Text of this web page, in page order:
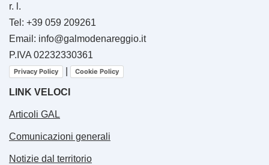
r. l.
Tel: +39 059 209261
Email: info@galmodenareggio.it
P.IVA 02232330361
Privacy Policy Cookie Policy
LINK VELOCI
Articoli GAL
Comunicazioni generali
Notizie dal territorio